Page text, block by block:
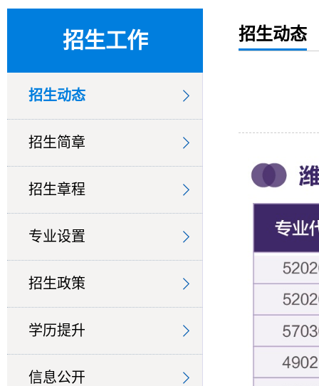
招生工作
招生动态
招生简章
招生章程
专业设置
招生政策
学历提升
信息公开
招生动态